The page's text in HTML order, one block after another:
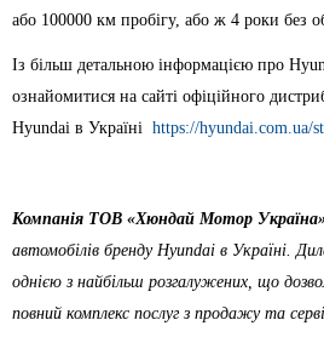
або 100000 км пробігу, або ж 4 роки без
Із більш детальною інформацією про
ознайомитися на сайті офіційного
Hyundai в Україні https://hyundai.com.ua/
Компанія ТOВ «Хюндай Мотор Україна»
автомобілів бренду Hyundai в Україні.
однією з найбільш розгалужених, що
повний комплекс послуг з продажу та